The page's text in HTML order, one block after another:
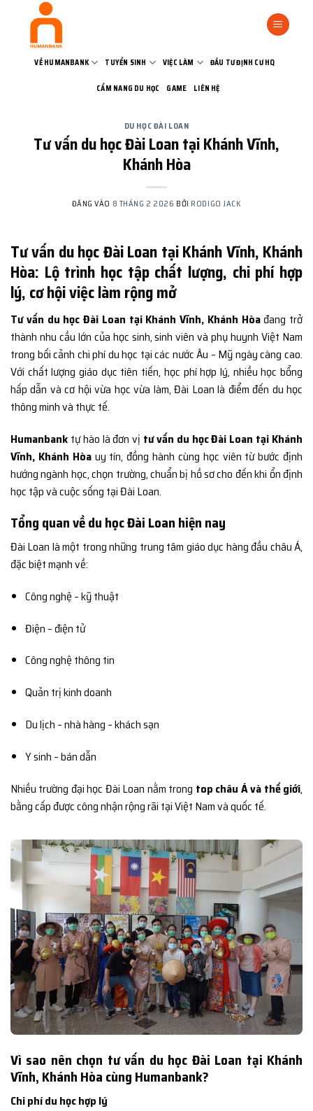
VỀ HUMANBANK TUYỂN SINH VIỆC LÀM ĐẦU TƯ ĐỊNH CƯ HQ
CẨM NANG DU HỌC GAME LIÊN HỆ
DU HỌC ĐÀI LOAN
Tư vấn du học Đài Loan tại Khánh Vĩnh,
Khánh Hòa
ĐĂNG VÀO 8 THÁNG 2 2026 BỞI RODIGO JACK
Tư vấn du học Đài Loan tại Khánh Vĩnh, Khánh
Hòa: Lộ trình học tập chất lượng, chi phí hợp
lý, cơ hội việc làm rộng mở
Tư vấn du học Đài Loan tại Khánh Vĩnh, Khánh Hòađang trở
thành nhu cầu lớn của học sinh, sinh viên và phụ huynh Việt Nam
trong bối cảnh chi phí du học tại các nước Âu – Mỹ ngày càng cao.
Với chất lượng giáo dục tiên tiến, học phí hợp lý, nhiều học bổng
hấp dẫn và cơ hội vừa học vừa làm, Đài Loan là điểm đến du học
thông minh và thực tế.
Humanbank tự hào là đơn vị tư vấn du học Đài Loan tại Khánh
Vĩnh, Khánh Hòauy tín, đồng hành cùng học viên từ bước định
hướng ngành học, chọn trường, chuẩn bị hồ sơ cho đến khi ổn định
học tập và cuộc sống tại Đài Loan.
Tổng quan về du học Đài Loan hiện nay
Đài Loan là một trong những trung tâm giáo dục hàng đầu châu Á,
đặc biệt mạnh về:
Công nghệ – kỹ thuật
Điện – điện tử
Công nghệ thông tin
Quản trị kinh doanh
Du lịch – nhà hàng – khách sạn
Y sinh – bán dẫn
Nhiều trường đại học Đài Loan nằm trong top châu Á và thế giới,
bằng cấp được công nhận rộng rãi tại Việt Nam và quốc tế.
Vì sao nên chọn tư vấn du học Đài Loan tại Khánh
Vĩnh, Khánh Hòa cùng Humanbank?
Chi phí du học hợp lý